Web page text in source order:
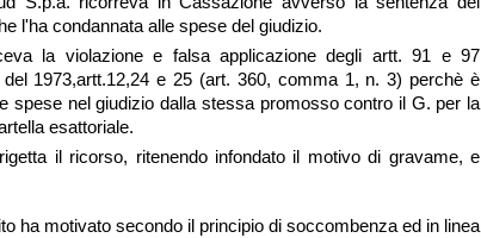
l'ha condannata alle spese del giudizio.
la violazione e falsa applicazione degli artt. 91 e 97
1973,artt.12,24 e 25 (art. 360, comma 1, n. 3) perchè è
spese nel giudizio dalla stessa promosso contro il G. per la
esattoriale.
il ricorso, ritenendo infondato il motivo di gravame, e
ha motivato secondo il principio di soccombenza ed in linea